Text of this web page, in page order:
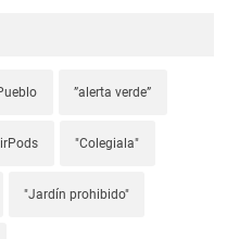
”alerta verde”
"Colegiala"
"Jardín prohibido"